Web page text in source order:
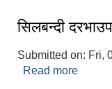
सिलबन्दी
Submitted on: Fri,
Read more